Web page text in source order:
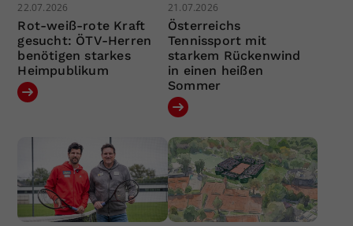
22.07.2026
Rot-weiß-rote Kraft
gesucht: ÖTV-Herren
benötigen starkes
Heimpublikum
21.07.2026
Österreichs
Tennissport mit
starkem Rückenwind
in einen heißen
Sommer